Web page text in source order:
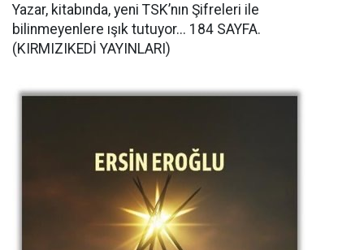
Yazar, kitabında, yeni TSK’nın Şifreleri ile
bilinmeyenlere ışık tutuyor... 184 SAYFA.
(KIRMIZIKEDİ YAYINLARI)